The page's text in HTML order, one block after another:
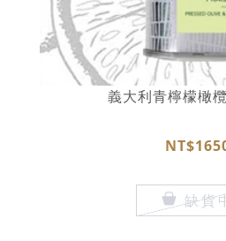
義大利青檸檬橄
缺貨